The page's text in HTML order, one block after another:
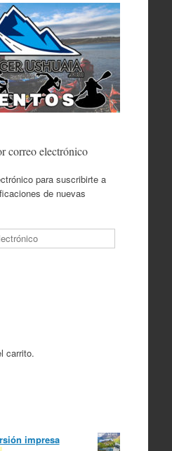
correo electrónico
para suscribirte a
de nuevas
carrito.
impresa